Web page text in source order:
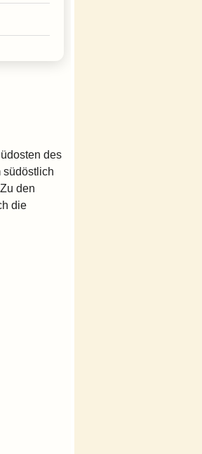
des
südöstlich
den
die